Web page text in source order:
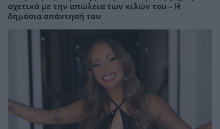
σχετικά με την απώλεια των κιλών του – Η
δημόσια απάντησή του